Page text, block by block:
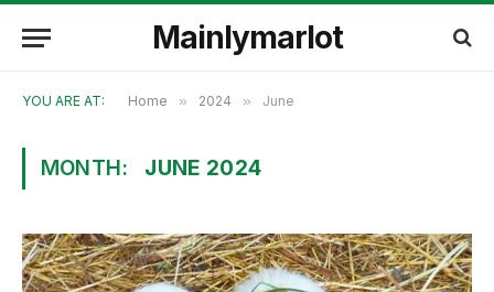
Mainlymarlot
YOU ARE AT: Home » 2024 » June
MONTH: JUNE 2024